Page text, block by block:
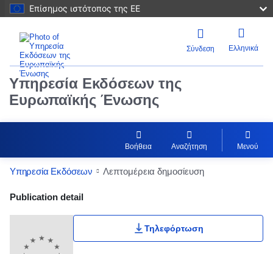
Επίσημος ιστότοπος της ΕΕ
Σύνδεση Ελληνικά
Υπηρεσία Εκδόσεων της
Ευρωπαϊκής Ένωσης
Βοήθεια Αναζήτηση Μενού
Υπηρεσία Εκδόσεων Λεπτομέρεια δημοσίευση
Publication Detail Actions Portlet
Publication detail
Τηλεφόρτωση